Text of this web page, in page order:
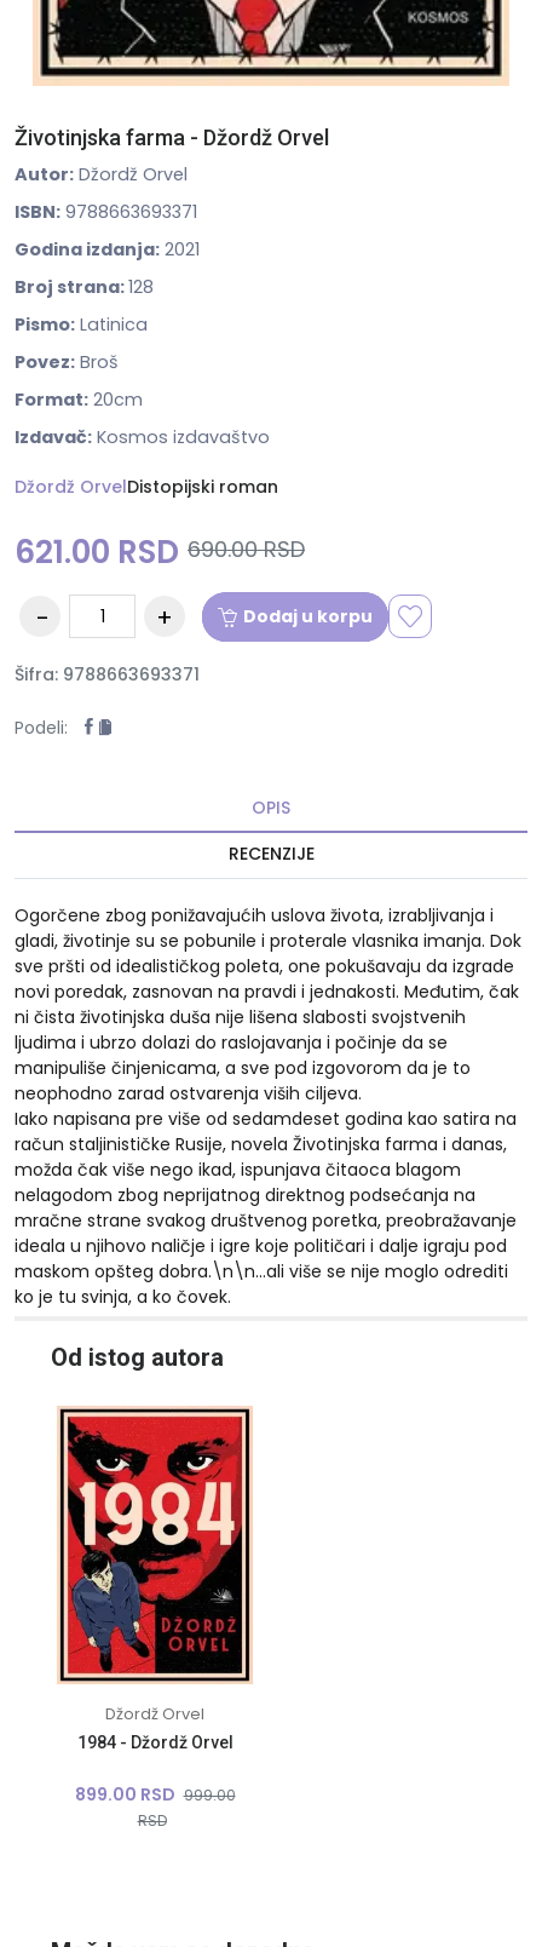
Životinjska farma - Džordž Orvel
Autor: Džordž Orvel
ISBN: 9788663693371
Godina izdanja: 2021
Broj strana:128
Pismo: Latinica
Povez: Broš
Format: 20cm
Izdavač: Kosmos izdavaštvo
Džordž OrvelDistopijski roman
621.00 RSD 690.00 RSD
Dodaj u korpu
Šifra: 9788663693371
Podeli:
OPIS
RECENZIJE
Ogorčene zbog ponižavajućih uslova života, izrabljivanja i
gladi, životinje su se pobunile i proterale vlasnika imanja. Dok
sve pršti od idealističkog poleta, one pokušavaju da izgrade
novi poredak, zasnovan na pravdi i jednakosti. Međutim, čak
ni čista životinjska duša nije lišena slabosti svojstvenih
ljudima i ubrzo dolazi do raslojavanja i počinje da se
manipuliše činjenicama, a sve pod izgovorom da je to
neophodno zarad ostvarenja viših ciljeva.
Iako napisana pre više od sedamdeset godina kao satira na
račun staljinističke Rusije, novela Životinjska farma i danas,
možda čak više nego ikad, ispunjava čitaoca blagom
nelagodom zbog neprijatnog direktnog podsećanja na
mračne strane svakog društvenog poretka, preobražavanje
ideala u njihovo naličje i igre koje političari i dalje igraju pod
maskom opšteg dobra.\n\n...ali više se nije moglo odrediti
ko je tu svinja, a ko čovek.
Od istog autora
Džordž Orvel
1984 - Džordž Orvel
899.00 RSD 999.00
RSD